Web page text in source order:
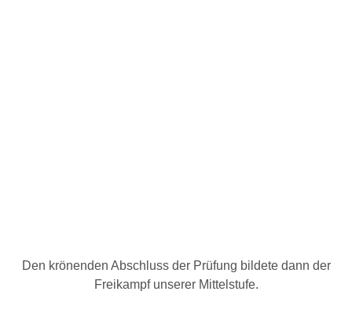
Den krönenden Abschluss der Prüfung bildete dann der
Freikampf unserer Mittelstufe.